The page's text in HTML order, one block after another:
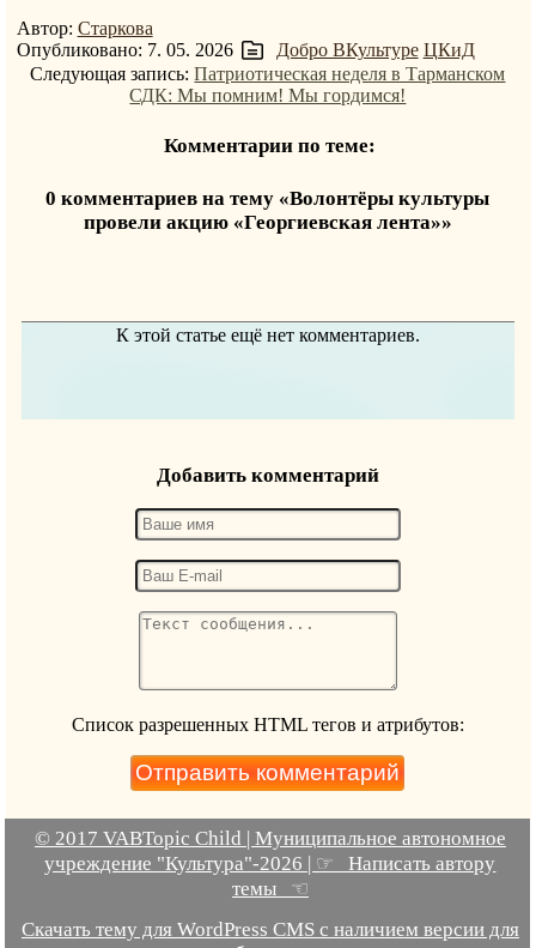
Автор: Старкова
Опубликовано: 7. 05. 2026
Добро ВКультуре ЦКиД
Следующая запись:Патриотическая неделя в Тарманском
СДК: Мы помним! Мы гордимся!
Комментарии по теме:
0 комментариев на тему «Волонтёры культуры
провели акцию «Георгиевская лента»»
К этой статье ещё нет комментариев.
Добавить комментарий
Список разрешенных HTML тегов и атрибутов:
© 2017 VABTopic Child | Муниципальное автономное
учреждение "Культура"-2026 | ☞ Написать автору
темы ☜
Скачать тему для WordPress CMS с наличием версии для